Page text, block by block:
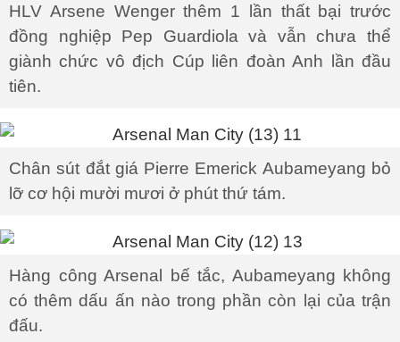
HLV Arsene Wenger thêm 1 lần thất bại trước
đồng nghiệp Pep Guardiola và vẫn chưa thể
giành chức vô địch Cúp liên đoàn Anh lần đầu
tiên.
Chân sút đắt giá Pierre Emerick Aubameyang bỏ
lỡ cơ hội mười mươi ở phút thứ tám.
Hàng công Arsenal bế tắc, Aubameyang không
có thêm dấu ấn nào trong phần còn lại của trận
đấu.